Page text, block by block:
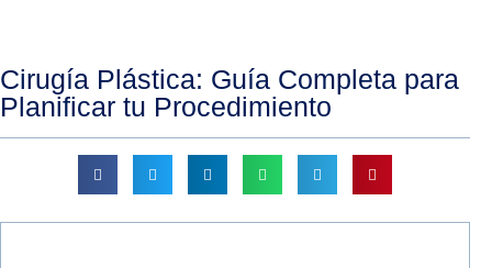
Cirugía Plástica: Guía Completa para
Planificar tu Procedimiento